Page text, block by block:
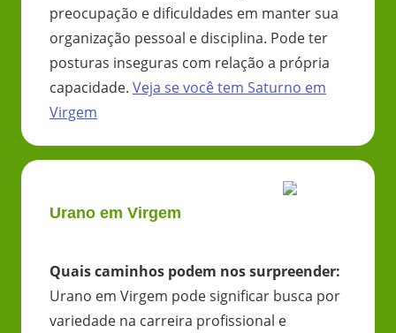
preocupação e dificuldades em manter sua
organização pessoal e disciplina. Pode ter
posturas inseguras com relação a própria
capacidade. Veja se você tem Saturno em
Virgem
Urano em Virgem
Quais caminhos podem nos surpreender:
Urano em Virgem pode significar busca por
variedade na carreira profissional e